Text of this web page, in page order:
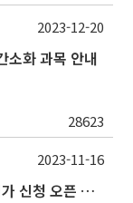
소화 과목 안내
28623
2023-12-20
학생정보시스템 내 유학생 시간제취업 허가 신청 오픈 안내
2023-11-16